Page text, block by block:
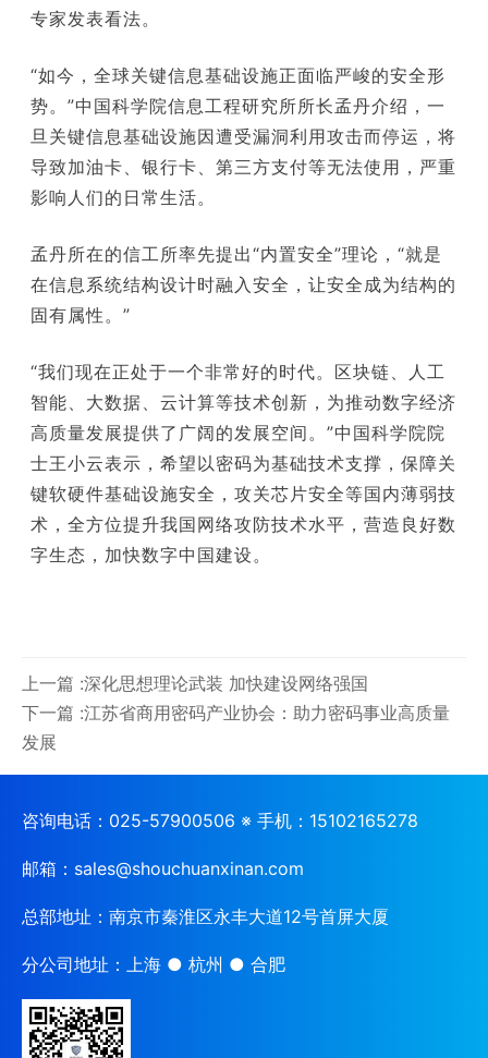
专家发表看法。
“如今，全球关键信息基础设施正面临严峻的安全形
势。”中国科学院信息工程研究所所长孟丹介绍，一
旦关键信息基础设施因遭受漏洞利用攻击而停运，将
导致加油卡、银行卡、第三方支付等无法使用，严重
影响人们的日常生活。
孟丹所在的信工所率先提出“内置安全”理论，“就是
在信息系统结构设计时融入安全，让安全成为结构的
固有属性。”
“我们现在正处于一个非常好的时代。区块链、人工
智能、大数据、云计算等技术创新，为推动数字经济
高质量发展提供了广阔的发展空间。”中国科学院院
士王小云表示，希望以密码为基础技术支撑，保障关
键软硬件基础设施安全，攻关芯片安全等国内薄弱技
术，全方位提升我国网络攻防技术水平，营造良好数
字生态，加快数字中国建设。
上一篇 :深化思想理论武装 加快建设网络强国
下一篇 :江苏省商用密码产业协会：助力密码事业高质量
发展
咨询电话： 025-57900506 ※ 手机：15102165278
邮箱： sales@shouchuanxinan.com
总部地址： 南京市秦淮区永丰大道12号首屏大厦
分公司地址： 上海 ● 杭州 ● 合肥